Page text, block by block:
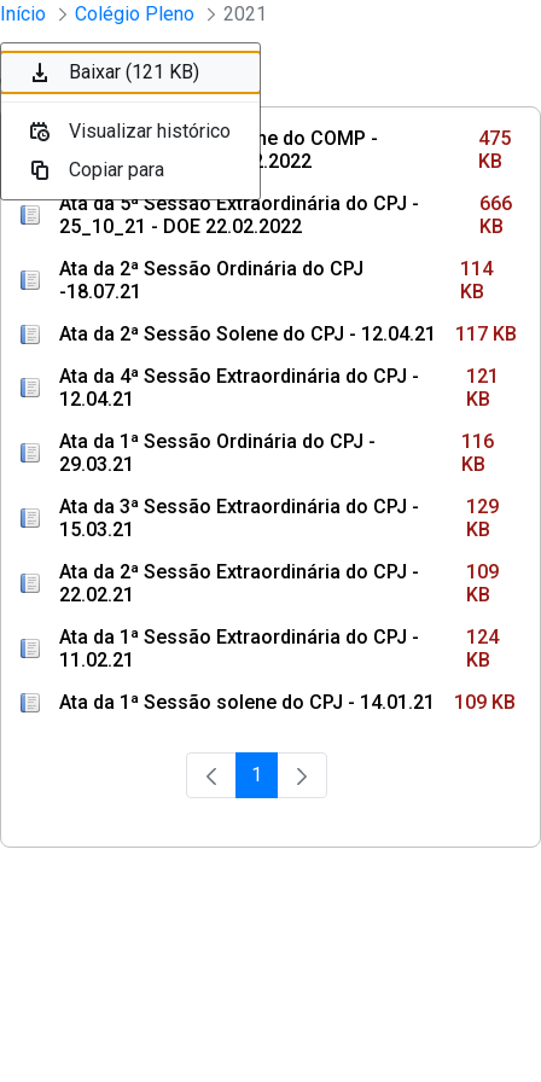
Pular para o Conteúdo principal
Sessões e Reuniões - Documentos
Início Colégio Pleno 2021
Ordenar Filtro
Ata da 3ª Sessão Solene do COMP -
09.12.2021 - DOE 22.02.2022
475
KB
Ata da 5ª Sessão Extraordinária do CPJ -
25_10_21 - DOE 22.02.2022
666
KB
Ata da 2ª Sessão Ordinária do CPJ
-18.07.21
114
KB
Ata da 2ª Sessão Solene do CPJ - 12.04.21
117 KB
Ata da 4ª Sessão Extraordinária do CPJ -
12.04.21
121
KB
Ata da 1ª Sessão Ordinária do CPJ -
29.03.21
116
KB
Ata da 3ª Sessão Extraordinária do CPJ -
15.03.21
129
KB
Ata da 2ª Sessão Extraordinária do CPJ -
22.02.21
109
KB
Ata da 1ª Sessão Extraordinária do CPJ -
11.02.21
124
KB
Ata da 1ª Sessão solene do CPJ - 14.01.21
109 KB
Página
1
Baixar (475 KB)
Visualizar histórico
Copiar para
Baixar (666 KB)
Visualizar histórico
Copiar para
Baixar (114 KB)
Visualizar histórico
Copiar para
Baixar (117 KB)
Visualizar histórico
Copiar para
Baixar (121 KB)
Visualizar histórico
Copiar para